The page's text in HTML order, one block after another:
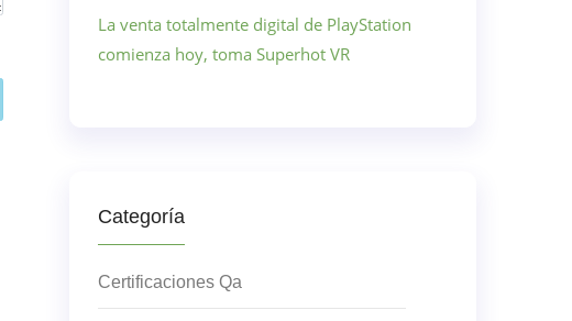
La venta totalmente digital de PlayStation
comienza hoy, toma Superhot VR
Categoría
Certificaciones Qa